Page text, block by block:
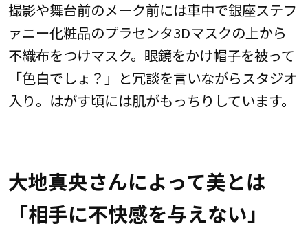
撮影や舞台前のメーク前には車中で銀座ステフ
ァニー化粧品のプラセンタ3Dマスクの上から
不織布をつけマスク。眼鏡をかけ帽子を被って
「色白でしょ？」と冗談を言いながらスタジオ
入り。はがす頃には肌がもっちりしています。
大地真央さんによって美とは
「相手に不快感を与えない」